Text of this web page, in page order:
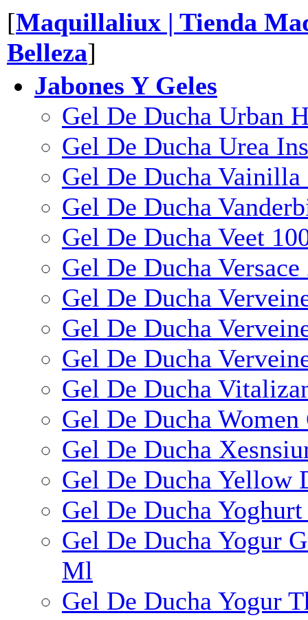
[Maquillaliux | Tienda
Belleza]
Jabones Y Geles
Gel De Ducha Urban
Gel De Ducha Urea
Gel De Ducha
Gel De Ducha
Gel De Ducha Veet
Gel De Ducha
Gel De Ducha
Gel De Ducha
Gel De Ducha
Gel De Ducha
Gel De Ducha
Gel De Ducha
Gel De Ducha Yellow
Gel De Ducha
Gel De Ducha Yogur
Ml
Gel De Ducha Yogur